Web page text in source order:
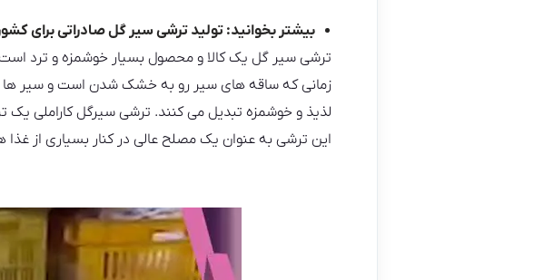
بیشتر بخوانید: تولید ترشی سیر گل صادراتی برای
ترشی سیر گل یک کالا و محصول بسیار خوشمزه و ترد است
زمانی که ساقه های سیر رو به خشک شدن است و سیر ها
لذیذ و خوشمزه تبدیل می کنند. ترشی سیرگل کاراملی یک
این ترشی به عنوان یک مصلح عالی در کنار بسیاری از